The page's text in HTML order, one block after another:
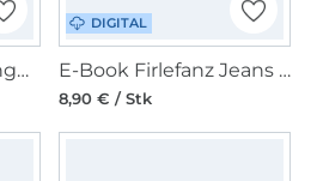
E-Book Firlefanz Longhoodie und Kleid Hagebutte Damen
DIGITAL
E-Book Firlefanz Jeans - Sweathose - Shorts Wilde Möhre Kinder
8,90 € / Stk